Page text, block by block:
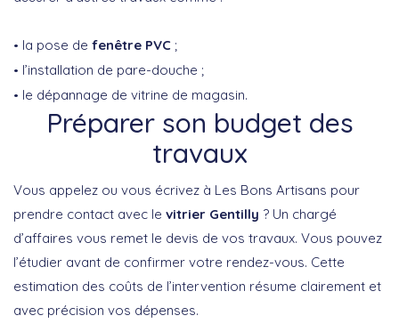
la pose de fenêtre PVC ;
l’installation de pare-douche ;
le dépannage de vitrine de magasin.
Préparer son budget des
travaux
Vous appelez ou vous écrivez à Les Bons Artisans pour
prendre contact avec le vitrier Gentilly ? Un chargé
d’affaires vous remet le devis de vos travaux. Vous pouvez
l’étudier avant de confirmer votre rendez-vous. Cette
estimation des coûts de l’intervention résume clairement et
avec précision vos dépenses.